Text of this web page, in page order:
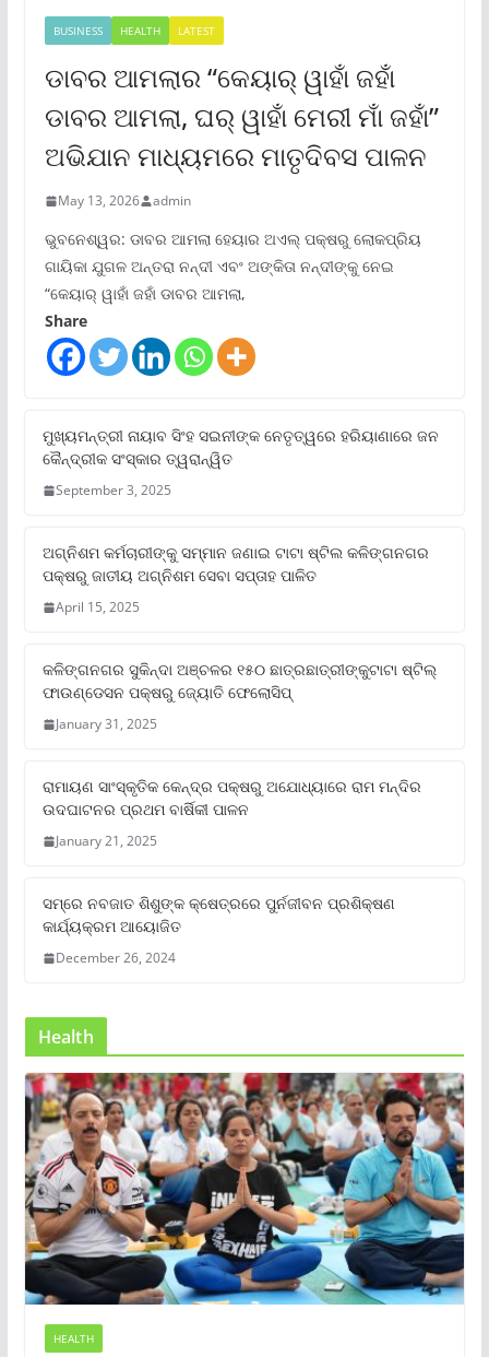
BUSINESS HEALTH LATEST
ଡାବର ଆମଲାର “କେୟାର୍ ୱାହାଁ ଜହାଁ
ଡାବର ଆମଲା, ଘର୍ ୱାହାଁ ମେରୀ ମାଁ ଜହାଁ”
ଅଭିଯାନ ମାଧ୍ୟମରେ ମାତୃଦିବସ ପାଳନ
May 13, 2026 admin
ଭୁବନେଶ୍ୱର: ଡାବର ଆମଲା ହେୟାର ଅଏଲ୍ ପକ୍ଷରୁ ଲୋକପ୍ରିୟ
ଗାୟିକା ଯୁଗଳ ଅନ୍ତରା ନନ୍ଦୀ ଏବଂ ଅଙ୍କିତା ନନ୍ଦୀଙ୍କୁ ନେଇ
“କେୟାର୍ ୱାହାଁ ଜହାଁ ଡାବର ଆମଲା,
Share
ମୁଖ୍ୟମନ୍ତ୍ରୀ ନାୟାବ ସିଂହ ସଇନୀଙ୍କ ନେତୃତ୍ୱରେ ହରିୟାଣାରେ ଜନ
କୈନ୍ଦ୍ରୀକ ସଂସ୍କାର ତ୍ୱରାନ୍ୱିତ
September 3, 2025
ଅଗ୍ନିଶମ କର୍ମଚାରୀଙ୍କୁ ସମ୍ମାନ ଜଣାଇ ଟାଟା ଷ୍ଟିଲ କଳିଙ୍ଗନଗର
ପକ୍ଷରୁ ଜାତୀୟ ଅଗ୍ନିଶମ ସେବା ସପ୍ତାହ ପାଳିତ
April 15, 2025
କଳିଙ୍ଗନଗର ସୁକିନ୍ଦା ଅଞ୍ଚଳର ୧୫୦ ଛାତ୍ରଛାତ୍ରୀଙ୍କୁଟାଟା ଷ୍ଟିଲ୍
ଫାଉଣ୍ଡେସନ ପକ୍ଷରୁ ଜ୍ୟୋତି ଫେଲୋସିପ୍‌
January 31, 2025
ରାମାୟଣ ସାଂସ୍କୃତିକ କେନ୍ଦ୍ର ପକ୍ଷରୁ ଅଯୋଧ୍ୟାରେ ରାମ ମନ୍ଦିର
ଉଦଘାଟନର ପ୍ରଥମ ବାର୍ଷିକୀ ପାଳନ
January 21, 2025
ସମ୍‌ରେ ନବଜାତ ଶିଶୁଙ୍କ କ୍ଷେତ୍ରରେ ପୁର୍ନଜୀବନ ପ୍ରଶିକ୍ଷଣ
କାର୍ଯ୍ୟକ୍ରମ ଆୟୋଜିତ
December 26, 2024
Health
HEALTH